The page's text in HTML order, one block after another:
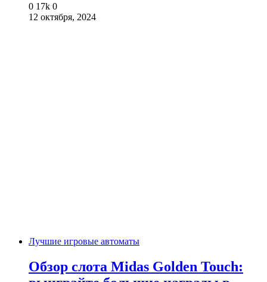
0 17k 0
12 октября, 2024
Лучшие игровые автоматы
Обзор слота Midas Golden Touch: